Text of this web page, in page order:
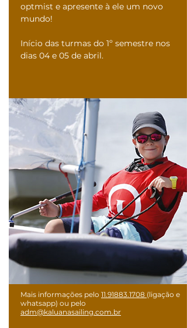
optmist e apresente à ele um novo
mundo!
Início das turmas do 1º semestre nos
dias 04 e 05 de abril.
Mais informações pelo 11.91883.1708 (ligação e
whatsapp) ou pelo
adm@kaluanasailing.com.br